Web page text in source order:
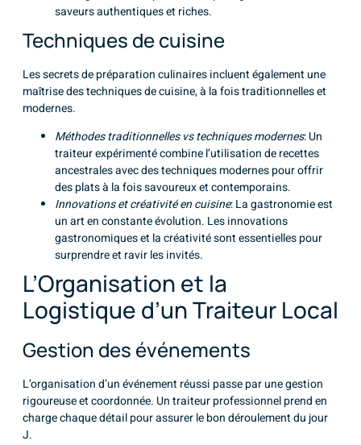
saveurs authentiques et riches.
Techniques de cuisine
Les secrets de préparation culinaires incluent également une
maîtrise des techniques de cuisine, à la fois traditionnelles et
modernes.
Méthodes traditionnelles vs techniques modernes: Un
traiteur expérimenté combine l’utilisation de recettes
ancestrales avec des techniques modernes pour offrir
des plats à la fois savoureux et contemporains.
Innovations et créativité en cuisine: La gastronomie est
un art en constante évolution. Les innovations
gastronomiques et la créativité sont essentielles pour
surprendre et ravir les invités.
L’Organisation et la
Logistique d’un Traiteur Local
Gestion des événements
L’organisation d’un événement réussi passe par une gestion
rigoureuse et coordonnée. Un traiteur professionnel prend en
charge chaque détail pour assurer le bon déroulement du jour
J.